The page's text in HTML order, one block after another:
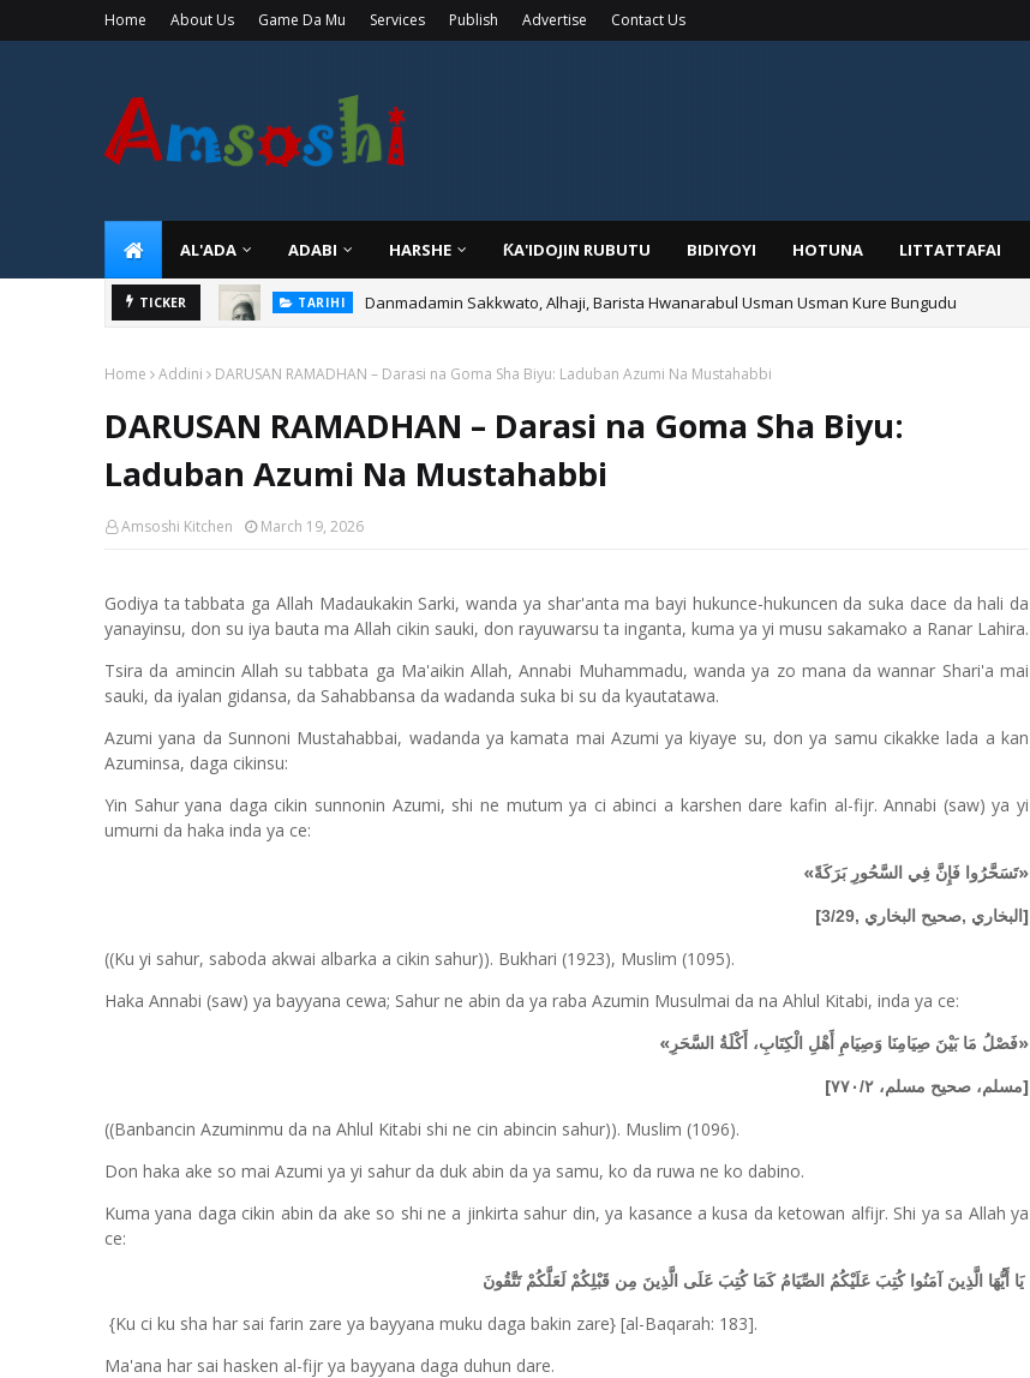
Home About Us Game Da Mu Services Publish Advertise Contact Us
AL'ADA ADABI HARSHE ƘA'IDOJIN RUBUTU BIDIYOYI HOTUNA LITTATTAFAI
TICKER TARIHI Danmadamin Sakkwato, Alhaji, Barista Hwanarabul Usman Usman Kure Bungudu
Home Addini DARUSAN RAMADHAN – Darasi na Goma Sha Biyu: Laduban Azumi Na Mustahabbi
DARUSAN RAMADHAN – Darasi na Goma Sha Biyu:
Laduban Azumi Na Mustahabbi
Amsoshi Kitchen March 19, 2026
Godiya ta tabbata ga Allah Madaukakin Sarki, wanda ya shar'anta ma bayi hukunce-hukuncen da suka dace da hali da
yanayinsu, don su iya bauta ma Allah cikin sauki, don rayuwarsu ta inganta, kuma ya yi musu sakamako a Ranar Lahira.
Tsira da amincin Allah su tabbata ga Ma'aikin Allah, Annabi Muhammadu, wanda ya zo mana da wannar Shari'a mai
sauki, da iyalan gidansa, da Sahabbansa da wadanda suka bi su da kyautatawa.
Azumi yana da Sunnoni Mustahabbai, wadanda ya kamata mai Azumi ya kiyaye su, don ya samu cikakke lada a kan
Azuminsa, daga cikinsu:
Yin Sahur yana daga cikin sunnonin Azumi, shi ne mutum ya ci abinci a karshen dare kafin al-fijr. Annabi (saw) ya yi
umurni da haka inda ya ce:
«تَسَحَّرُوا فَإِنَّ فِي السَّحُورِ بَرَكَةً»
[
البخاري ,صحيح البخاري ,3/29 ]
((Ku yi sahur, saboda akwai albarka a cikin sahur)). Bukhari (1923), Muslim (1095).
Haka Annabi (saw) ya bayyana cewa; Sahur ne abin da ya raba Azumin Musulmai da na Ahlul Kitabi, inda ya ce:
« فَصْلُ مَا بَيْنَ صِيَامِنَا وَصِيَامِ أَهْلِ الْكِتَابِ، أَكْلَةُ السَّحَرِ»
[
مسلم، صحيح مسلم، ٧٧٠/٢]
((Banbancin Azuminmu da na Ahlul Kitabi shi ne cin abincin sahur)). Muslim (1096).
Don haka ake so mai Azumi ya yi sahur da duk abin da ya samu, ko da ruwa ne ko dabino.
Kuma yana daga cikin abin da ake so shi ne a jinkirta sahur din, ya kasance a kusa da ketowan alfijr. Shi ya sa Allah ya
ce:
يَا أَيُّهَا الَّذِينَ آمَنُوا كُتِبَ عَلَيْكُمُ الصِّيَامُ كَمَا كُتِبَ عَلَى الَّذِينَ مِن قَبْلِكُمْ لَعَلَّكُمْ تَتَّقُونَ
{Ku ci ku sha har sai farin zare ya bayyana muku daga bakin zare} [al-Baqarah: 183].
Ma'ana har sai hasken al-fijr ya bayyana daga duhun dare.